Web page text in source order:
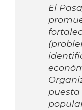
El
puesta